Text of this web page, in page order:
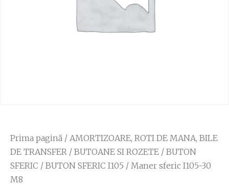
Prima pagină / AMORTIZOARE, ROTI DE MANA, BILE
DE TRANSFER / BUTOANE SI ROZETE / BUTON
SFERIC / BUTON SFERIC I105 / Maner sferic I105-30
M8